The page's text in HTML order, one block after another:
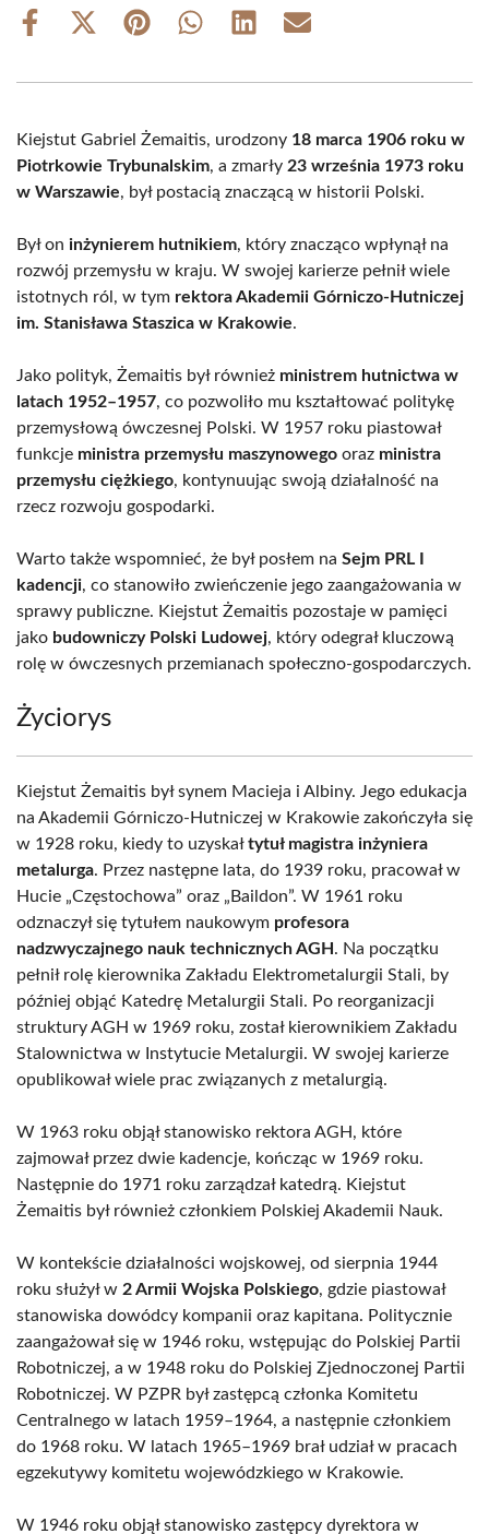
Share
Share
(Twitter)
Share Share Share Share
Kiejstut Gabriel Żemaitis, urodzony 18 marca 1906 roku w
Piotrkowie Trybunalskim, a zmarły 23 września 1973 roku
w Warszawie, był postacią znaczącą w historii Polski.
Był on inżynierem hutnikiem, który znacząco wpłynął na
rozwój przemysłu w kraju. W swojej karierze pełnił wiele
istotnych ról, w tym rektora Akademii Górniczo-Hutniczej
im. Stanisława Staszica w Krakowie.
Jako polityk, Żemaitis był również ministrem hutnictwa w
latach 1952–1957, co pozwoliło mu kształtować politykę
przemysłową ówczesnej Polski. W 1957 roku piastował
funkcje ministra przemysłu maszynowego oraz ministra
przemysłu ciężkiego, kontynuując swoją działalność na
rzecz rozwoju gospodarki.
Warto także wspomnieć, że był posłem na Sejm PRL I
kadencji, co stanowiło zwieńczenie jego zaangażowania w
sprawy publiczne. Kiejstut Żemaitis pozostaje w pamięci
jako budowniczy Polski Ludowej, który odegrał kluczową
rolę w ówczesnych przemianach społeczno-gospodarczych.
Życiorys
Kiejstut Żemaitis był synem Macieja i Albiny. Jego edukacja
na Akademii Górniczo-Hutniczej w Krakowie zakończyła się
w 1928 roku, kiedy to uzyskałtytuł magistra inżyniera
metalurga. Przez następne lata, do 1939 roku, pracował w
Hucie „Częstochowa” oraz „Baildon”. W 1961 roku
odznaczył się tytułem naukowym profesora
nadzwyczajnego nauk technicznych AGH . Na początku
pełnił rolę kierownika Zakładu Elektrometalurgii Stali, by
później objąć Katedrę Metalurgii Stali. Po reorganizacji
struktury AGH w 1969 roku, został kierownikiem Zakładu
Stalownictwa w Instytucie Metalurgii. W swojej karierze
opublikował wiele prac związanych z metalurgią.
W 1963 roku objął stanowisko rektora AGH, które
zajmował przez dwie kadencje, kończąc w 1969 roku.
Następnie do 1971 roku zarządzał katedrą. Kiejstut
Żemaitis był również członkiem Polskiej Akademii Nauk.
W kontekście działalności wojskowej, od sierpnia 1944
roku służył w 2 Armii Wojska Polskiego, gdzie piastował
stanowiska dowódcy kompanii oraz kapitana. Politycznie
zaangażował się w 1946 roku, wstępując do Polskiej Partii
Robotniczej, a w 1948 roku do Polskiej Zjednoczonej Partii
Robotniczej. W PZPR był zastępcą członka Komitetu
Centralnego w latach 1959–1964, a następnie członkiem
do 1968 roku. W latach 1965–1969 brał udział w pracach
egzekutywy komitetu wojewódzkiego w Krakowie.
W 1946 roku objął stanowisko zastępcy dyrektora w